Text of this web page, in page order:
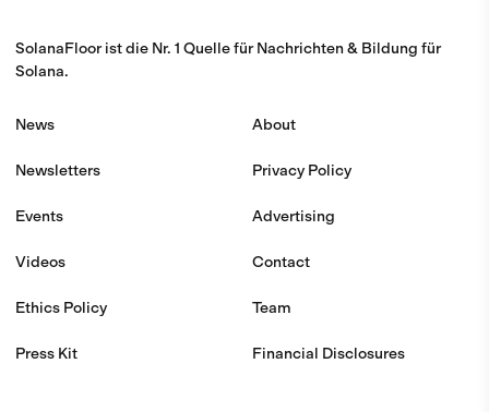
SolanaFloor ist die Nr. 1 Quelle für Nachrichten & Bildung für
Solana.
News
Newsletters
Events
Videos
Ethics Policy
Press Kit
About
Privacy Policy
Advertising
Contact
Team
Financial Disclosures